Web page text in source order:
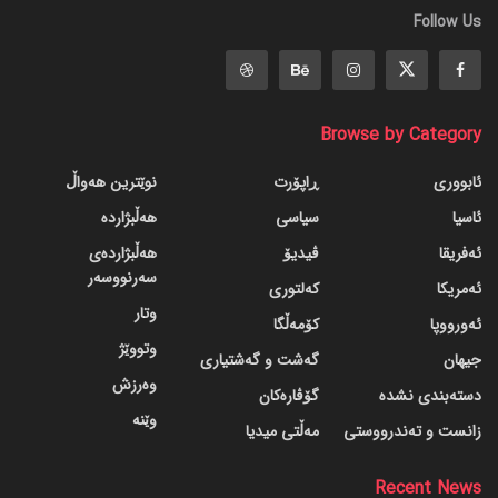
Follow Us
Browse by Category
ئابووری
ئاسیا
ئەفریقا
ئەمریکا
ئەورووپا
جیهان
دسته‌بندی نشده
زانست و تەندرووستی
ڕاپۆرت
سیاسی
ڤیدیۆ
کەلتوری
کۆمەڵگا
گه‌شت و گه‌شتیاری
گۆڤاره‌کان
مەڵتی میدیا
نوێترین هەواڵ
هەڵبژاردە
هەڵبژاردەی
سەرنووسەر
وتار
وتووێژ
وەرزش
وێنە
Recent News